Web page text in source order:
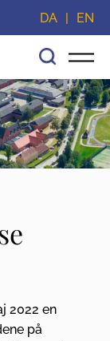
DA EN
2022 en
på